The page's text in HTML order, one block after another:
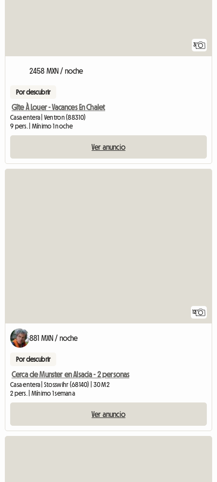
3
2458 MXN / noche
Por descubrir
Gîte À Louer - Vacances En Chalet
Casa entera | Ventron (88310)
9 pers. | Mínimo 1 noche
Ver anuncio
12
881 MXN / noche
Por descubrir
Cerca de Munster en Alsacia - 2 personas
Casa entera | Stosswihr (68140) | 30 M2
2 pers. | Mínimo 1 semana
Ver anuncio